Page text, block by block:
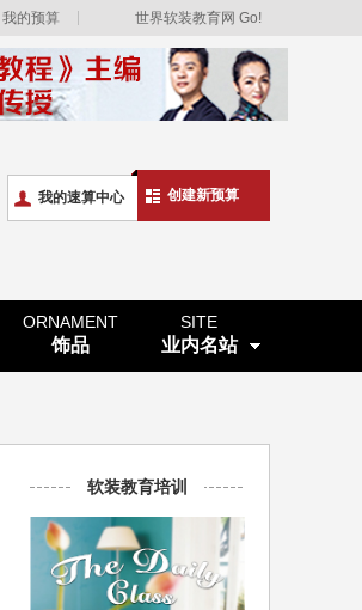
我的预算 世界软装教育网 Go!
我的速算中心 创建新预算
ORNAMENT
饰品
SITE
业内名站
软装教育培训